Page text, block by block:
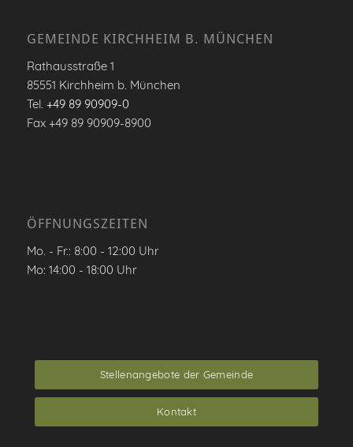
GEMEINDE KIRCHHEIM B. MÜNCHEN
Rathausstraße 1
85551 Kirchheim b. München
Tel. +49 89 90909-0
Fax +49 89 90909-8900
ÖFFNUNGSZEITEN
Mo. - Fr.: 8:00 - 12:00 Uhr
Mo: 14:00 - 18:00 Uhr
Stellenangebote der Gemeinde
Kontakt